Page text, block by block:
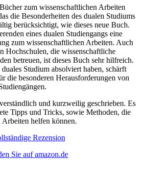
zum wissenschaftlichen Arbeiten
die Besonderheiten des dualen Studiums
berücksichtigt, wie dieses neue Buch.
eines dualen Studiengangs eine
zum wissenschaftlichen Arbeiten. Auch
Hochschulen, die wissenschaftliche
betreuen, ist dieses Buch sehr hilfreich.
Studium absolviert haben, schärft
die besonderen Herausforderungen von
und kurzweilig geschrieben. Es
Tipps und Tricks, sowie Methoden, die
helfen können.
Rezension
Sie auf amazon.de